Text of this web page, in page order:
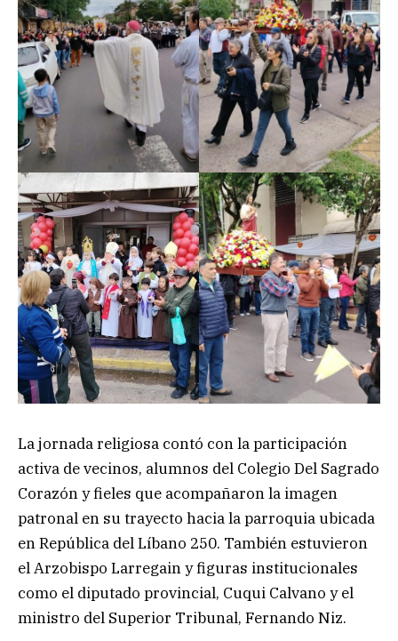
La jornada religiosa contó con la participación
activa de vecinos, alumnos del Colegio Del Sagrado
Corazón y fieles que acompañaron la imagen
patronal en su trayecto hacia la parroquia ubicada
en República del Líbano 250. También estuvieron
el Arzobispo Larregain y figuras institucionales
como el diputado provincial, Cuqui Calvano y el
ministro del Superior Tribunal, Fernando Niz.